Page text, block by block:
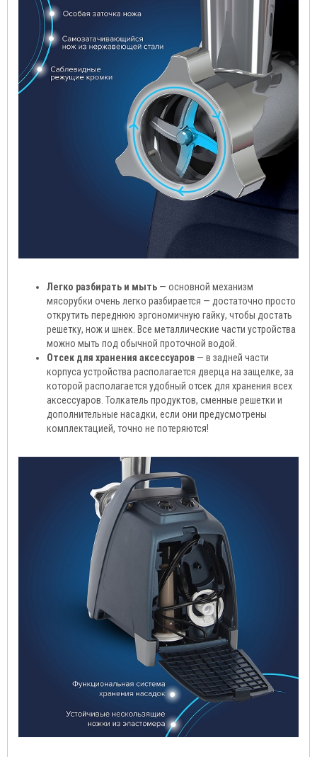
Легко разбирать и мыть — основной механизм
мясорубки очень легко разбирается — достаточно просто
открутить переднюю эргономичную гайку, чтобы достать
решетку, нож и шнек. Все металлические части устройства
можно мыть под обычной проточной водой.
Отсек для хранения аксессуаров — в задней части
корпуса устройства располагается дверца на защелке, за
которой располагается удобный отсек для хранения всех
аксессуаров. Толкатель продуктов, сменные решетки и
дополнительные насадки, если они предусмотрены
комплектацией, точно не потеряются!